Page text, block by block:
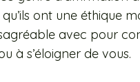
ont une éthique
avec pour
à s’éloigner de vous.